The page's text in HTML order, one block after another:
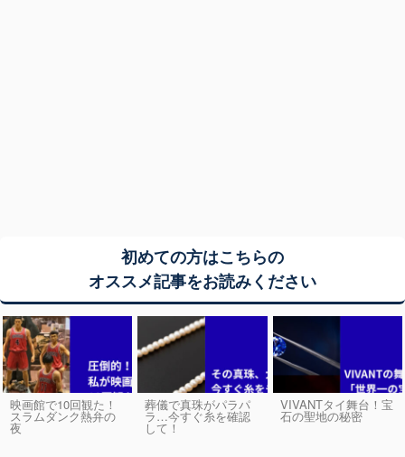
初めての方はこちらの
オススメ記事をお読みください
映画館で10回観た！
スラムダンク熱弁の
夜
葬儀で真珠がパラパ
ラ…今すぐ糸を確認
して！
VIVANTタイ舞台！宝
石の聖地の秘密